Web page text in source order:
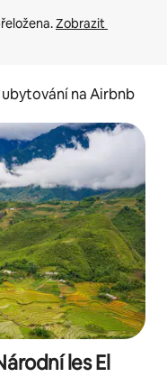
Zobrazit
ubytování na Airbnb
les El